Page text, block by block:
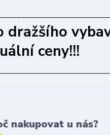
dražšího
ceny!!!
nakupovat u nás?